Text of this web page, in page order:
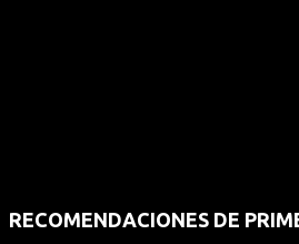
RECOMENDACIONES DE